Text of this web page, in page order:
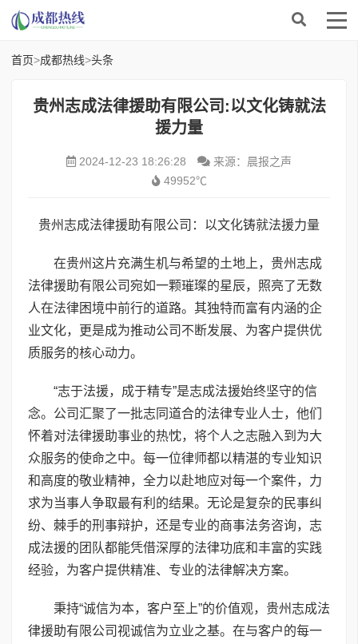
首页>成都热线>头条
贵州志成法律援助有限公司:以文化铸就法
援力量
2024-12-23 18:26:28
来源：晨报之声
49952℃
贵州志成法律援助有限公司：以文化铸就法援力量
在贵州这片充满生机与希望的土地上，贵州志成
法律援助有限公司宛如一颗璀璨的星辰，照亮了无数
人在法律困境中前行的道路。其独特而富有内涵的企
业文化，更是成为推动公司不断发展、为客户提供优
质服务的核心动力。
“志于法援，成于精专”是志成法援始终坚守的信
念。公司汇聚了一批志同道合的法律专业人士，他们
怀着对法律援助事业的热忱，将个人之志融入到为大
众服务的使命之中。每一位律师都以精湛的专业知识
和高度的敬业精神，全力以赴地应对每一个案件，力
求为当事人争取最有利的结果。无论是复杂的民事纠
纷、棘手的刑事辩护，还是专业的商事法务咨询，志
成法援的团队都能凭借深厚的法律功底和丰富的实践
经验，为客户提供精准、专业的法律解决方案。
秉持“诚信为本，客户至上”的价值观，贵州志成法
律援助有限公司视诚信为立业之基。在与客户的每一